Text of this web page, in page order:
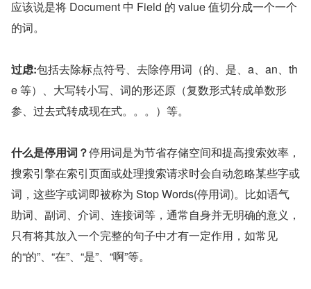
应该说是将 Document 中 Field 的 value 值切分成一个一个
的词。
过虑:包括去除标点符号、去除停用词（的、是、a、an、th
e 等）、大写转小写、词的形还原（复数形式转成单数形
参、过去式转成现在式。。。）等。
什么是停用词？停用词是为节省存储空间和提高搜索效率，
搜索引擎在索引页面或处理搜索请求时会自动忽略某些字或
词，这些字或词即被称为 Stop Words(停用词)。比如语气
助词、副词、介词、连接词等，通常自身并无明确的意义，
只有将其放入一个完整的句子中才有一定作用，如常见
的“的”、“在”、“是”、“啊”等。